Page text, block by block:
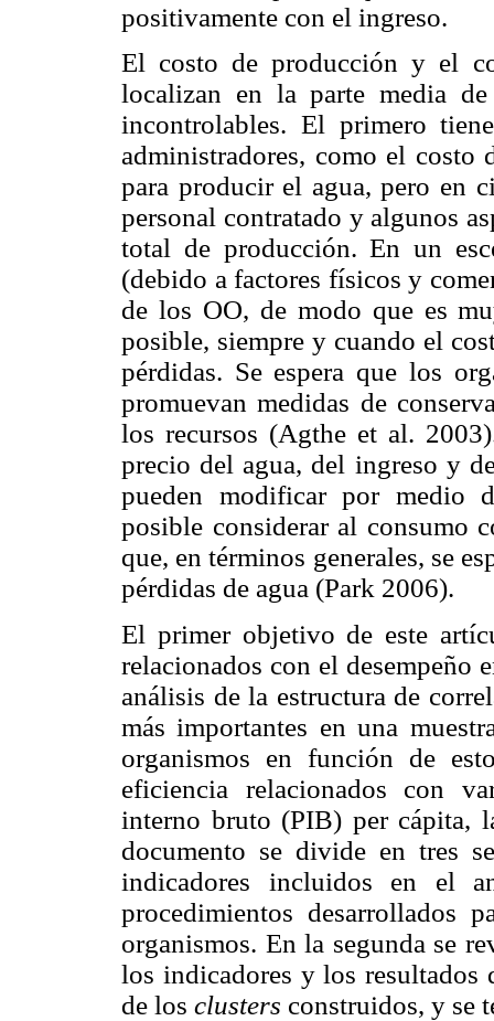
positivamente con el ingreso.
El costo de producción y el
localizan en la parte media
incontrolables. El primero
administradores, como el
para producir el agua, pero en
personal contratado y algunos
total de producción. En un
(debido a factores físicos y
de los OO, de modo que es
posible, siempre y cuando el
pérdidas. Se espera que los
promuevan medidas de
los recursos (Agthe et al.
precio del agua, del ingreso y
pueden modificar por medio
posible considerar al consumo
que, en términos generales, se
pérdidas de agua (Park 2006).
El primer objetivo de este
relacionados con el desempeño
análisis de la estructura de
más importantes en una
organismos en función de
eficiencia relacionados con
interno bruto (PIB) per cápita,
documento se divide en tres
indicadores incluidos en el
procedimientos desarrollados
organismos. En la segunda se
los indicadores y los resultados
de los clusters construidos, y se